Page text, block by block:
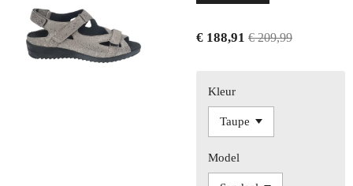
€ 188,91 € 209,99
Kleur
Model